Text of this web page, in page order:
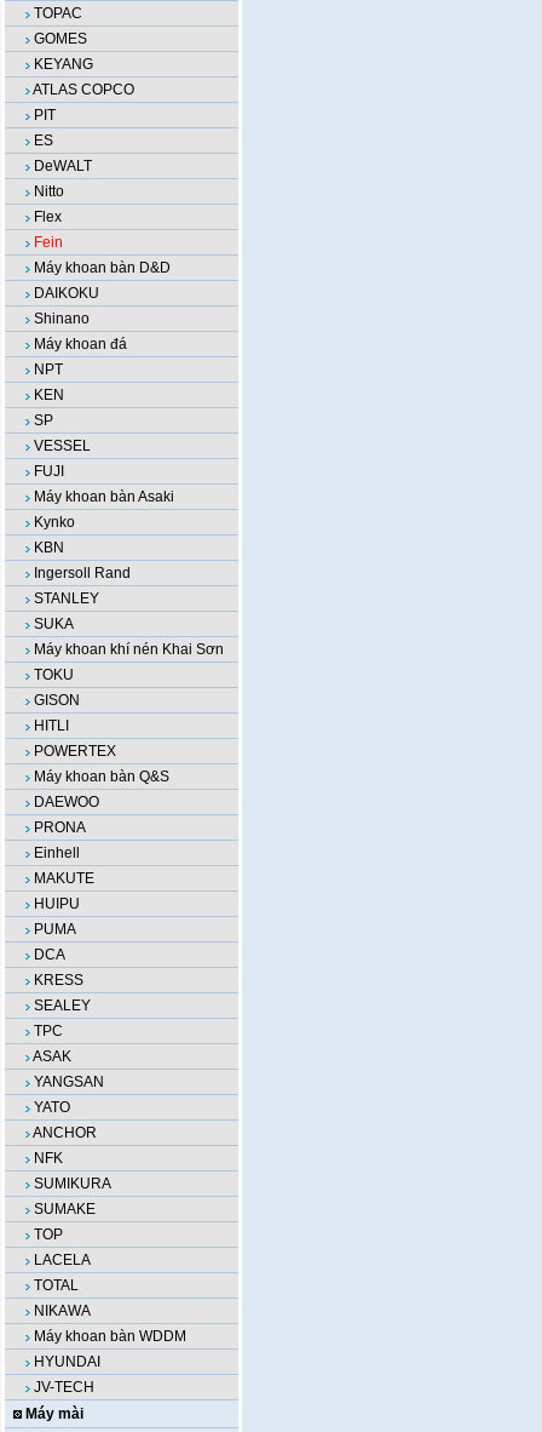
TOPAC
GOMES
KEYANG
ATLAS COPCO
PIT
ES
DeWALT
Nitto
Flex
Fein
Máy khoan bàn D&D
DAIKOKU
Shinano
Máy khoan đá
NPT
KEN
SP
VESSEL
FUJI
Máy khoan bàn Asaki
Kynko
KBN
Ingersoll Rand
STANLEY
SUKA
Máy khoan khí nén Khai Sơn
TOKU
GISON
HITLI
POWERTEX
Máy khoan bàn Q&S
DAEWOO
PRONA
Einhell
MAKUTE
HUIPU
PUMA
DCA
KRESS
SEALEY
TPC
ASAK
YANGSAN
YATO
ANCHOR
NFK
SUMIKURA
SUMAKE
TOP
LACELA
TOTAL
NIKAWA
Máy khoan bàn WDDM
HYUNDAI
JV-TECH
Máy mài